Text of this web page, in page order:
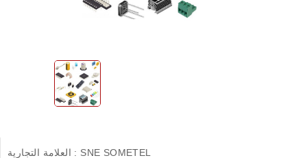
العلامة التجارية : SNE SOMETEL